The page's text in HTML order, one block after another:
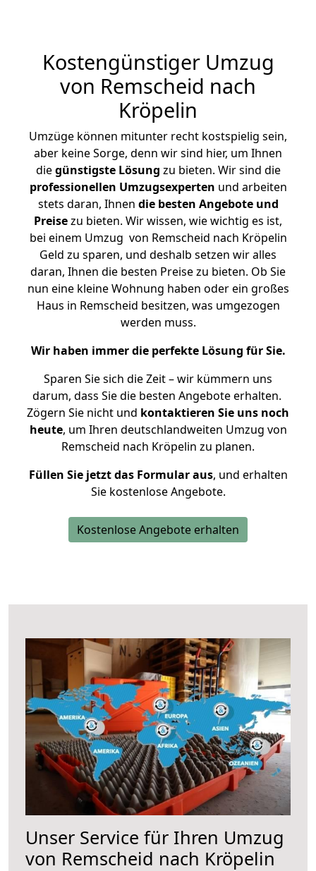
Kostengünstiger Umzug
von Remscheid nach
Kröpelin
Umzüge können mitunter recht kostspielig sein,
aber keine Sorge, denn wir sind hier, um Ihnen
diegünstigste Lösung zu bieten. Wir sind die
professionellen Umzugsexperten und arbeiten
stets daran, Ihnen die besten Angebote und
Preisezu bieten. Wir wissen, wie wichtig es ist,
bei einem Umzug von Remscheid nach Kröpelin
Geld zu sparen, und deshalb setzen wir alles
daran, Ihnen die besten Preise zu bieten. Ob Sie
nun eine kleine Wohnung haben oder ein großes
Haus in Remscheid besitzen, was umgezogen
werden muss.
Wir haben immer die perfekte Lösung für Sie.
Sparen Sie sich die Zeit – wir kümmern uns
darum, dass Sie die besten Angebote erhalten.
Zögern Sie nicht und kontaktieren Sie uns noch
heute, um Ihren deutschlandweiten Umzug von
Remscheid nach Kröpelin zu planen.
Füllen Sie jetzt das Formular aus, und erhalten
Sie kostenlose Angebote.
Kostenlose Angebote erhalten
Unser Service für Ihren Umzug
von Remscheid nach Kröpelin